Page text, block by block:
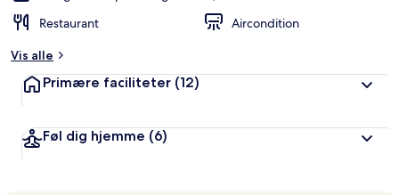
a
f
Restaurant
Aircondition
Vis alle
Primære faciliteter (12)
Føl dig hjemme (6)